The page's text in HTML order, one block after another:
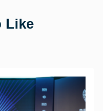
Like